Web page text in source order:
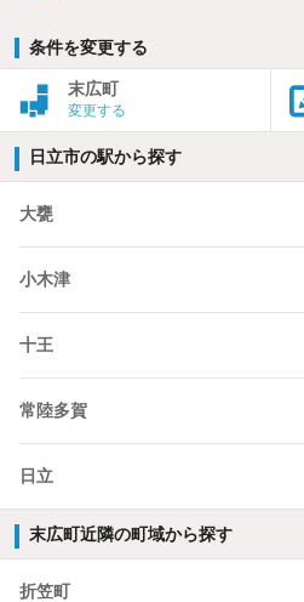
条件を変更する
末広町
変更する
日立市の駅から探す
大甕
小木津
十王
常陸多賀
日立
末広町近隣の町域から探す
折笠町